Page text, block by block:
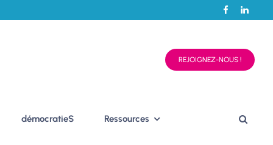
REJOIGNEZ-NOUS !
démocratieS Ressources